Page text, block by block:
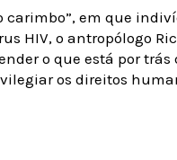
carimbo”, em que
HIV, o antropólogo
o que está por trás
os direitos